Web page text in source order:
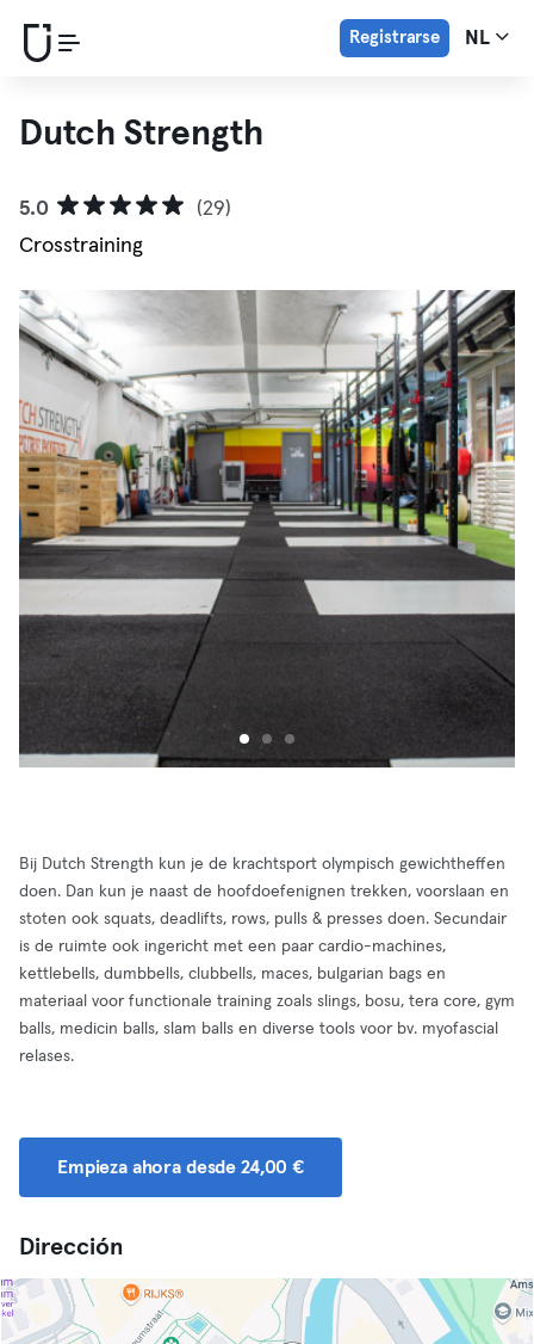
Registrarse NL
Dutch Strength
5.0
(29)
Crosstraining
Bij Dutch Strength kun je de krachtsport olympisch gewichtheffen
doen. Dan kun je naast de hoofdoefenignen trekken, voorslaan en
stoten ook squats, deadlifts, rows, pulls & presses doen. Secundair
is de ruimte ook ingericht met een paar cardio-machines,
kettlebells, dumbbells, clubbells, maces, bulgarian bags en
materiaal voor functionale training zoals slings, bosu, tera core, gym
balls, medicin balls, slam balls en diverse tools voor bv. myofascial
relases.
Empieza ahora desde 24,00 €
Dirección